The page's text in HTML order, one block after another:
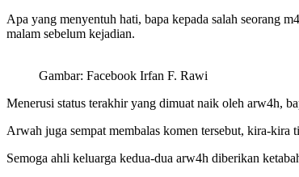
Apa yang menyentuh hati, bapa kepada salah seorang
malam sebelum kejadian.
Gambar: Facebook Irfan F. Rawi
Menerusi status terakhir yang dimuat naik oleh arw4h,
Arwah juga sempat membalas komen tersebut, kira-kira
Semoga ahli keluarga kedua-dua arw4h diberikan